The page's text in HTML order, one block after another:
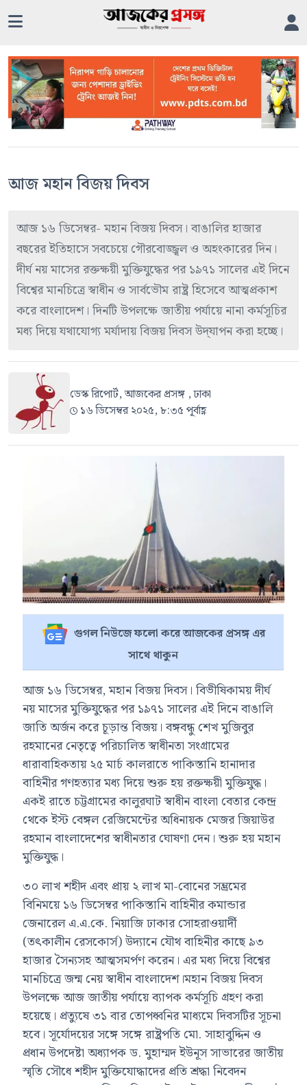
আজ মহান বিজয় দিবস
আজ ১৬ ডিসেম্বর- মহান বিজয় দিবস। বাঙালির হাজার
বছরের ইতিহাসে সবচেয়ে গৌরবোজ্জ্বল ও অহংকারের দিন।
দীর্ঘ নয় মাসের রক্তক্ষয়ী মুক্তিযুদ্ধের পর ১৯৭১ সালের এই দিনে
বিশ্বের মানচিত্রে স্বাধীন ও সার্বভৌম রাষ্ট্র হিসেবে আত্মপ্রকাশ
করে বাংলাদেশ। দিনটি উপলক্ষে জাতীয় পর্যায়ে নানা কর্মসূচির
মধ্য দিয়ে যথাযোগ্য মর্যাদায় বিজয় দিবস উদ্‌যাপন করা হচ্ছে।
ডেস্ক রিপোর্ট, আজকের প্রসঙ্গ , ঢাকা
১৬ ডিসেম্বর ২০২৫, ৮:৩৫ পূর্বাহ্ণ
গুগল নিউজে ফলো করে আজকের প্রসঙ্গ এর
সাথে থাকুন
আজ ১৬ ডিসেম্বর, মহান বিজয় দিবস। বিভীষিকাময় দীর্ঘ
নয় মাসের মুক্তিযুদ্ধের পর ১৯৭১ সালের এই দিনে বাঙালি
জাতি অর্জন করে চূড়ান্ত বিজয়। বঙ্গবন্ধু শেখ মুজিবুর
রহমানের নেতৃত্বে পরিচালিত স্বাধীনতা সংগ্রামের
ধারাবাহিকতায় ২৫ মার্চ কালরাতে পাকিস্তানি হানাদার
বাহিনীর গণহত্যার মধ্য দিয়ে শুরু হয় রক্তক্ষয়ী মুক্তিযুদ্ধ।
একই রাতে চট্টগ্রামের কালুরঘাট স্বাধীন বাংলা বেতার কেন্দ্র
থেকে ইস্ট বেঙ্গল রেজিমেন্টের অধিনায়ক মেজর জিয়াউর
রহমান বাংলাদেশের স্বাধীনতার ঘোষণা দেন। শুরু হয় মহান
মুক্তিযুদ্ধ।
৩০ লাখ শহীদ এবং প্রায় ২ লাখ মা-বোনের সম্ভ্রমের
বিনিময়ে ১৬ ডিসেম্বর পাকিস্তানি বাহিনীর কমান্ডার
জেনারেল এ.এ.কে. নিয়াজি ঢাকার সোহরাওয়ার্দী
(তৎকালীন রেসকোর্স) উদ্যানে যৌথ বাহিনীর কাছে ৯৩
হাজার সৈন্যসহ আত্মসমর্পণ করেন। এর মধ্য দিয়ে বিশ্বের
মানচিত্রে জন্ম নেয় স্বাধীন বাংলাদেশ।মহান বিজয় দিবস
উপলক্ষে আজ জাতীয় পর্যায়ে ব্যাপক কর্মসূচি গ্রহণ করা
হয়েছে। প্রত্যুষে ৩১ বার তোপধ্বনির মাধ্যমে দিবসটির সূচনা
হবে। সূর্যোদয়ের সঙ্গে সঙ্গে রাষ্ট্রপতি মো. সাহাবুদ্দিন ও
প্রধান উপদেষ্টা অধ্যাপক ড. মুহাম্মদ ইউনূস সাভারের জাতীয়
স্মৃতি সৌধে শহীদ মুক্তিযোদ্ধাদের প্রতি শ্রদ্ধা নিবেদন